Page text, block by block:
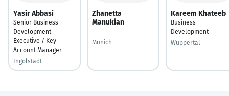
Yasir Abbasi
Senior Business
Development
Executive / Key
Account Manager
Ingolstadt
Zhanetta
Manukian
---
Munich
Kareem Khateeb
Business
Development
Wuppertal